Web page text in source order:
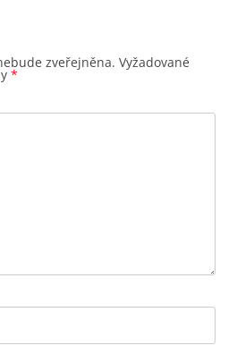
zveřejněna. Vyžadované
*